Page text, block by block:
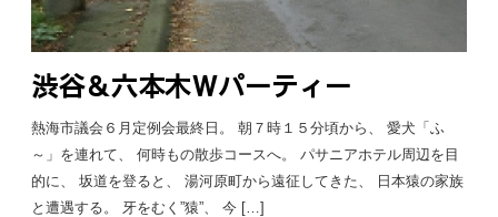
渋谷＆六本木Ｗパーティー
熱海市議会６月定例会最終日。 朝７時１５分頃から、 愛犬「ふ
～」を連れて、 何時もの散歩コースへ。 パサニアホテル周辺を目
的に、 坂道を登ると、 湯河原町から遠征してきた、 日本猿の家族
と遭遇する。 牙をむく”猿”、 今 […]